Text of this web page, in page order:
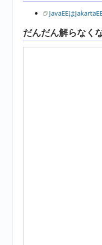
JavaEEは
だんだん解らなく